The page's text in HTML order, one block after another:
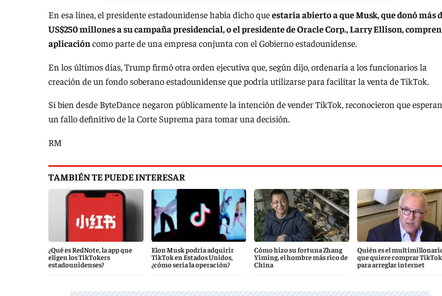
En esa línea, el presidente estadounidense había dicho queestaría abierto a que Musk, que donó más
US$250 millones a su campaña presidencial, o el presidente de Oracle Corp., Larry Ellison,
aplicacióncomo parte de una empresa conjunta con el Gobierno estadounidense.
En los últimos días, Trump firmó otra orden ejecutiva que, según dijo, ordenaría a los funcionarios la
creación de un fondo soberano estadounidense que podría utilizarse para facilitar la venta de TikTok.
Si bien desde ByteDance negaron públicamente la intención de vender TikTok, reconocieron que esperan
un fallo definitivo de la Corte Suprema para tomar una decisión.
RM
TAMBIÉN TE PUEDE INTERESAR
¿Qué es RedNote, la app que
eligen los TikTokers
estadounidenses?
Elon Musk podría adquirir
TikTok en Estados Unidos,
¿cómo sería la operación?
Cómo hizo su fortuna Zhang
Yiming, el hombre más rico de
China
Quién es el
que quiere comprar TikTok
para arreglar internet